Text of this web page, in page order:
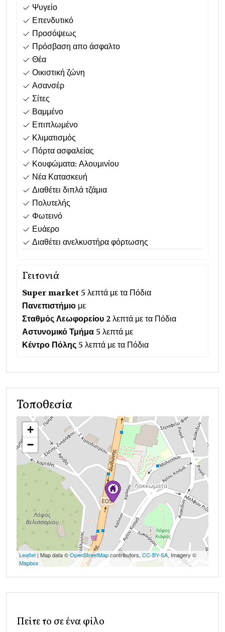
Ψυγείο
Επενδυτικό
Προσόψεως
Πρόσβαση απο άσφαλτο
Θέα
Οικιστική ζώνη
Ασανσέρ
Σίτες
Βαμμένο
Επιπλωμένο
Κλιματισμός
Πόρτα ασφαλείας
Κουφώματα: Αλουμινίου
Νέα Κατασκευή
Διαθέτει διπλά τζάμια
Πολυτελής
Φωτεινό
Ευάερο
Διαθέτει ανελκυστήρα φόρτωσης
Γειτονιά
Super market 5 λεπτά με τα Πόδια
Πανεπιστήμιο με
Σταθμός Λεωφορείου 2 λεπτά με τα Πόδια
Αστυνομικό Τμήμα5 λεπτά με
Κέντρο Πόλης5 λεπτά με τα Πόδια
Τοποθεσία
+
−
Leaflet | Map data ©OpenStreetMapcontributors, CC-BY-SA, Imagery ©
Mapbox
Πείτε το σε ένα φίλο